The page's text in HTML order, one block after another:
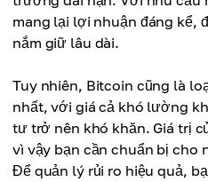
mang lại lợi nhuận đáng kể,
nắm giữ lâu dài.
Tuy nhiên, Bitcoin cũng là
nhất, với giá cả khó lường
tư trở nên khó khăn. Giá trị
vì vậy bạn cần chuẩn bị cho
Để quản lý rủi ro hiệu quả,